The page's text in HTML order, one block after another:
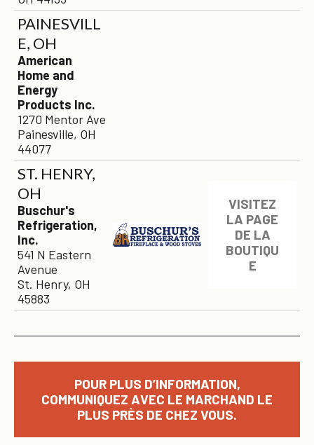
PAINESVILL
E, OH
American
Home and
Energy
Products Inc.
1270 Mentor Ave
Painesville, OH
44077
ST. HENRY,
OH
Buschur's
Refrigeration,
Inc.
541 N Eastern
Avenue
St. Henry, OH
45883
VISITEZ
LA PAGE
DE LA
BOUTIQU
E
POUR PLUS D’INFORMATION,
COMMUNIQUEZ AVEC LE MARCHAND LE
PLUS PRÈS DE CHEZ VOUS.